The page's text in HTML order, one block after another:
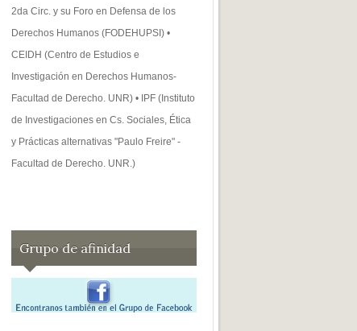
2da Circ. y su Foro en Defensa de los
Derechos Humanos (FODEHUPSI) •
CEIDH (Centro de Estudios e
Investigación en Derechos Humanos-
Facultad de Derecho. UNR) • IPF (Instituto
de Investigaciones en Cs. Sociales, Ética
y Prácticas alternativas "Paulo Freire" -
Facultad de Derecho. UNR.)
Grupo de afinidad